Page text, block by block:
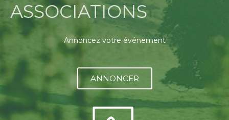
ASSOCIATIONS
Annoncez votre événement
ANNONCER